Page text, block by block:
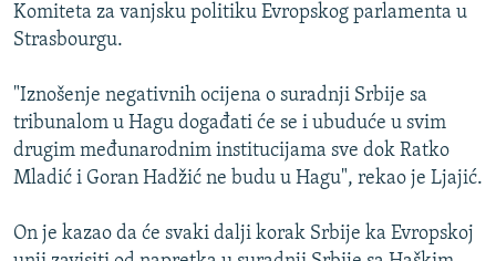
SPECIJALI RSE
GENOCID U SREBRENICI
POPLAVE I KLIZIŠTA U BIH 2024.
TV LIBERTY
POST SCRIPTUM
Sve RFE/RL stranice
Komiteta za vanjsku politiku Evropskog parlamenta u
Strasbourgu.
"Iznošenje negativnih ocijena o suradnji Srbije sa
tribunalom u Hagu događati će se i ubuduće u svim
drugim međunarodnim institucijama sve dok Ratko
Mladić i Goran Hadžić ne budu u Hagu", rekao je Ljajić.
On je kazao da će svaki dalji korak Srbije ka Evropskoj